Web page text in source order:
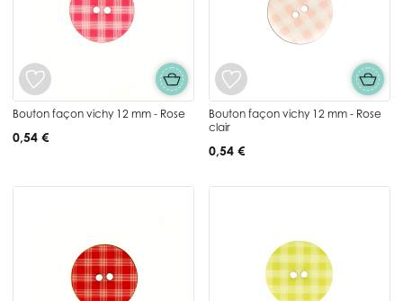
Bouton façon vichy 12 mm - Rose
0,54 €
Bouton façon vichy 12 mm - Rose
clair
0,54 €